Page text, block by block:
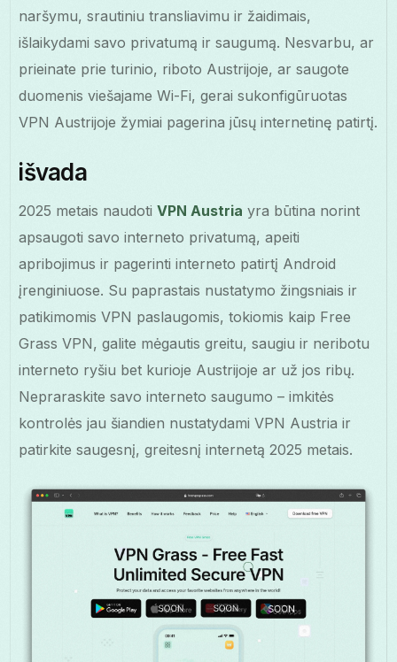
naršymu, srautiniu transliavimu ir žaidimais,
išlaikydami savo privatumą ir saugumą. Nesvarbu, ar
prieinate prie turinio, riboto Austrijoje, ar saugote
duomenis viešajame Wi-Fi, gerai sukonfigūruotas
VPN Austrijoje žymiai pagerina jūsų internetinę patirtį.
išvada
2025 metais naudotiVPN Austria yra būtina norint
apsaugoti savo interneto privatumą, apeiti
apribojimus ir pagerinti interneto patirtį Android
įrenginiuose. Su paprastais nustatymo žingsniais ir
patikimomis VPN paslaugomis, tokiomis kaip Free
Grass VPN, galite mėgautis greitu, saugiu ir neribotu
interneto ryšiu bet kurioje Austrijoje ar už jos ribų.
Nepraraskite savo interneto saugumo – imkitės
kontrolės jau šiandien nustatydami VPN Austria ir
patirkite saugesnį, greitesnį internetą 2025 metais.